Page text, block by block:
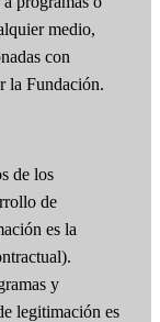
medio,
con
la Fundación.
de los
de
es la
y
legitimación es